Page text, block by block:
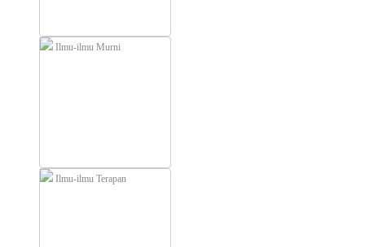
Ilmu-ilmu Murni
Ilmu-ilmu Terapan